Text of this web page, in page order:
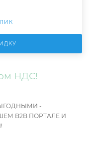
НДС!
-
B2B ПОРТАЛЕ И